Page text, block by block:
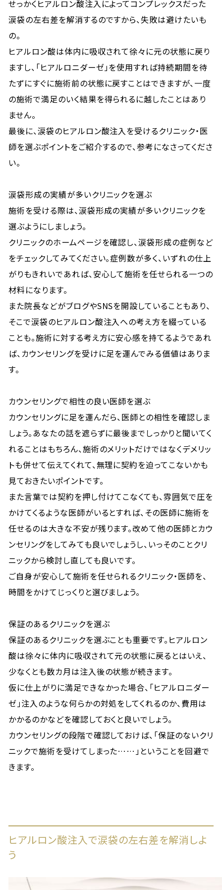
せっかくヒアルロン酸注入によってコンプレックスだった
涙袋の左右差を解消するのですから、失敗は避けたいも
の。
ヒアルロン酸は体内に吸収されて徐々に元の状態に戻り
ますし、「ヒアルロニダーゼ」を使用すれば持続期間を待
たずにすぐに施術前の状態に戻すことはできますが、一度
の施術で満足のいく結果を得られるに越したことはあり
ません。
最後に、涙袋のヒアルロン酸注入を受けるクリニック・医
師を選ぶポイントをご紹介するので、参考になさってくださ
い。
涙袋形成の実績が多いクリニックを選ぶ
施術を受ける際は、涙袋形成の実績が多いクリニックを
選ぶようにしましょう。
クリニックのホームページを確認し、涙袋形成の症例など
をチェックしてみてください。症例数が多く、いずれの仕上
がりもきれいであれば、安心して施術を任せられる一つの
材料になります。
また院長などがブログやSNSを開設していることもあり、
そこで涙袋のヒアルロン酸注入への考え方を綴っている
ことも。施術に対する考え方に安心感を持てるようであれ
ば、カウンセリングを受けに足を運んでみる価値はありま
す。
カウンセリングで相性の良い医師を選ぶ
カウンセリングに足を運んだら、医師との相性を確認しま
しょう。あなたの話を遮らずに最後までしっかりと聞いてく
れることはもちろん、施術のメリットだけではなくデメリッ
トも併せて伝えてくれて、無理に契約を迫ってこないかも
見ておきたいポイントです。
また言葉では契約を押し付けてこなくても、雰囲気で圧を
かけてくるような医師がいるとすれば、その医師に施術を
任せるのは大きな不安が残ります。改めて他の医師とカウ
ンセリングをしてみても良いでしょうし、いっそのことクリ
ニックから検討し直しても良いです。
ご自身が安心して施術を任せられるクリニック・医師を、
時間をかけてじっくりと選びましょう。
保証のあるクリニックを選ぶ
保証のあるクリニックを選ぶことも重要です。ヒアルロン
酸は徐々に体内に吸収されて元の状態に戻るとはいえ、
少なくとも数カ月は注入後の状態が続きます。
仮に仕上がりに満足できなかった場合、「ヒアルロニダー
ゼ」注入のような何らかの対処をしてくれるのか、費用は
かかるのかなどを確認しておくと良いでしょう。
カウンセリングの段階で確認しておけば、「保証のないクリ
ニックで施術を受けてしまった……」ということを回避で
きます。
ヒアルロン酸注入で涙袋の左右差を解消しよ
う